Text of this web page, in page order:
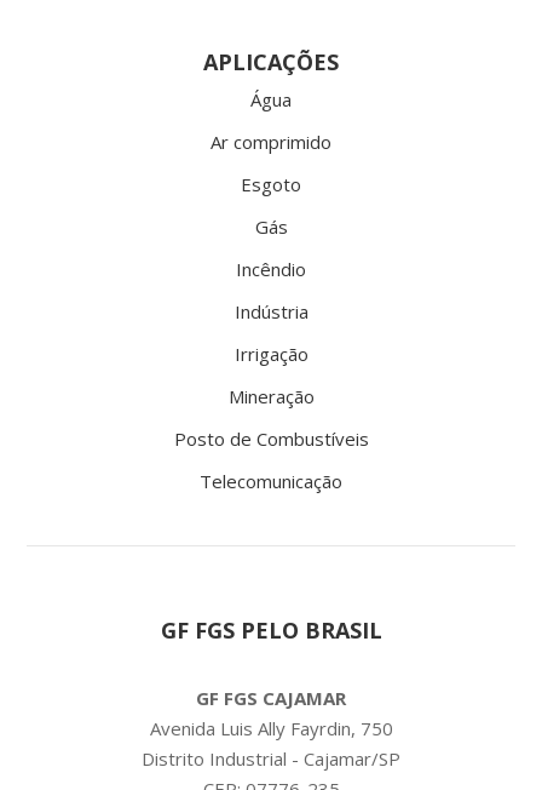
APLICAÇÕES
Água
Ar comprimido
Esgoto
Gás
Incêndio
Indústria
Irrigação
Mineração
Posto de Combustíveis
Telecomunicação
GF FGS PELO BRASIL
GF FGS CAJAMAR
Avenida Luis Ally Fayrdin, 750
Distrito Industrial - Cajamar/SP